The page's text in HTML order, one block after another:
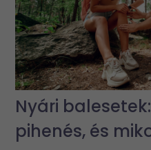
Nyári
pihenés, és